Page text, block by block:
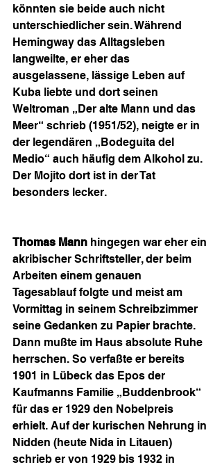
könnten sie beide auch nicht
unterschiedlicher sein. Während
Hemingway das Alltagsleben
langweilte, er eher das
ausgelassene, lässige Leben auf
Kuba liebte und dort seinen
Weltroman „Der alte Mann und das
Meer“ schrieb (1951/52), neigte er in
der legendären „Bodeguita del
Medio“ auch häufig dem Alkohol zu.
Der Mojito dort ist in der Tat
besonders lecker.
Thomas Mann hingegen war eher ein
akribischer Schriftsteller, der beim
Arbeiten einem genauen
Tagesablauf folgte und meist am
Vormittag in seinem Schreibzimmer
seine Gedanken zu Papier brachte.
Dann mußte im Haus absolute Ruhe
herrschen. So verfaßte er bereits
1901 in Lübeck das Epos der
Kaufmanns Familie „Buddenbrook“
für das er 1929 den Nobelpreis
erhielt. Auf der kurischen Nehrung in
Nidden (heute Nida in Litauen)
schrieb er von 1929 bis 1932 in